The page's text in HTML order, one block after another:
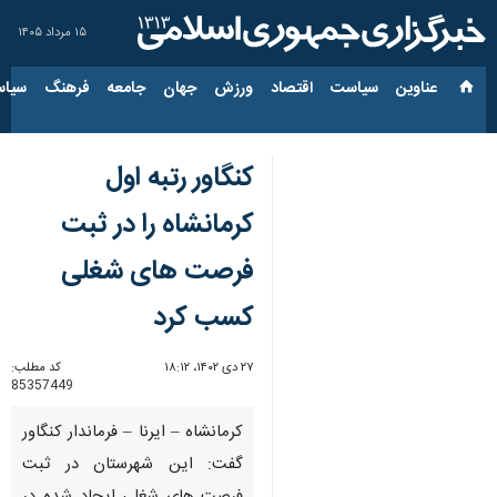
۱۵ مرداد ۱۴۰۵
عناوین‌ سیاست اقتصاد ورزش جهان جامعه فرهنگ
کنگاور رتبه اول
کرمانشاه را در ثبت
فرصت های شغلی
کسب کرد
۲۷ دی ۱۴۰۲، ۱۸:۱۲
کد مطلب:
85357449